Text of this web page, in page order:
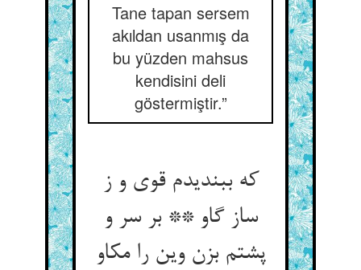
Tane tapan sersem
akıldan usanmış da
bu yüzden mahsus
kendisini deli
göstermiştir.”
که ببندیدم قوی و ز
ساز گاو ** بر سر و
پشتم بزن وین را مکاو